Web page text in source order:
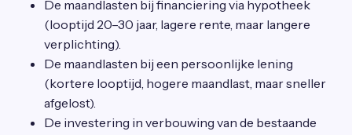
De maandlasten bij financiering via hypotheek
(looptijd 20–30 jaar, lagere rente, maar langere
verplichting).
De maandlasten bij een persoonlijke lening
(kortere looptijd, hogere maandlast, maar sneller
afgelost).
De investering in verbouwing van de bestaande